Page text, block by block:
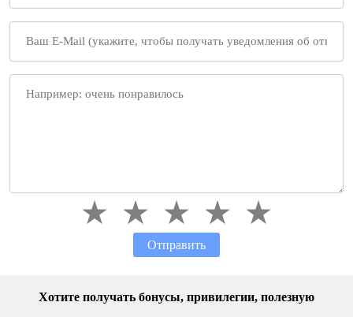
Отправить
Хотите получать бонусы, привилегии, полезную